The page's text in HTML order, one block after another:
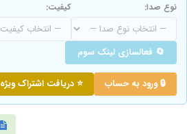
نوع صدا: کیفیت:
🔄 فعالسازی لینک سوم
🔒 ورود به حساب ⭐ دریافت اشتراک ویژه